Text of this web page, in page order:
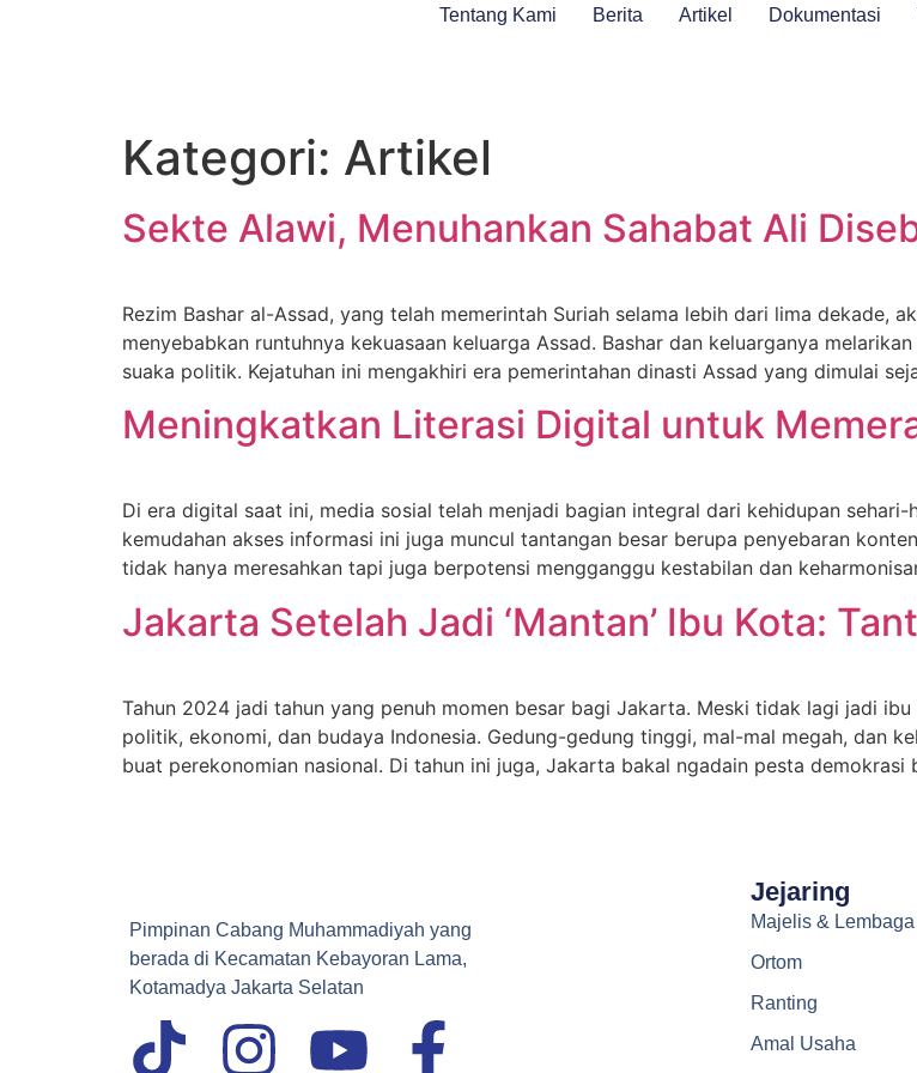
Tentang Kami Berita Artikel Dokumentasi
Kategori: Artikel
Sekte Alawi, Menuhankan Sahabat Ali
Rezim Bashar al-Assad, yang telah memerintah Suriah selama lebih dari lima dekade,
menyebabkan runtuhnya kekuasaan keluarga Assad. Bashar dan keluarganya
suaka politik. Kejatuhan ini mengakhiri era pemerintahan dinasti Assad yang dimulai
Meningkatkan Literasi Digital untuk
Di era digital saat ini, media sosial telah menjadi bagian integral dari kehidupan
kemudahan akses informasi ini juga muncul tantangan besar berupa penyebaran
tidak hanya meresahkan tapi juga berpotensi mengganggu kestabilan dan
Jakarta Setelah Jadi ‘Mantan’ Ibu Kota:
Tahun 2024 jadi tahun yang penuh momen besar bagi Jakarta. Meski tidak lagi jadi
politik, ekonomi, dan budaya Indonesia. Gedung-gedung tinggi, mal-mal megah, dan
buat perekonomian nasional. Di tahun ini juga, Jakarta bakal ngadain pesta demokrasi
Pimpinan Cabang Muhammadiyah yang
berada di Kecamatan Kebayoran Lama,
Kotamadya Jakarta Selatan
Jejaring
Majelis & Lembaga
Ortom
Ranting
Amal Usaha